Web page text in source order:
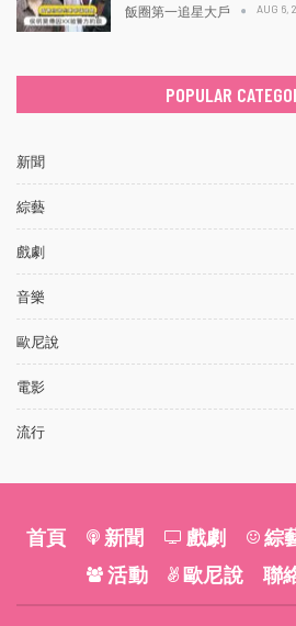
飯圈第一追星大戶 AUG 6,
POPULAR
新聞
綜藝
戲劇
音樂
歐尼說
電影
流行
首頁 新聞 戲劇 綜
活動
歐尼說 聯